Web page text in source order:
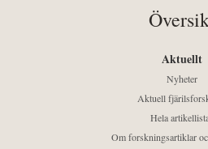
Aktuellt
Nyheter
Aktuell
Hela
Om forskningsartiklar